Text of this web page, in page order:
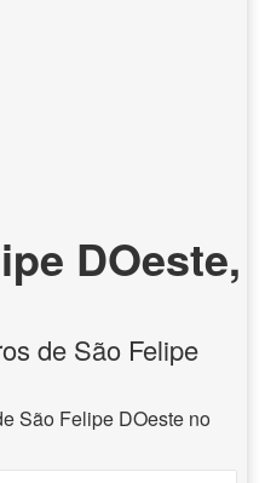
DOeste,
de São Felipe
São Felipe DOeste no